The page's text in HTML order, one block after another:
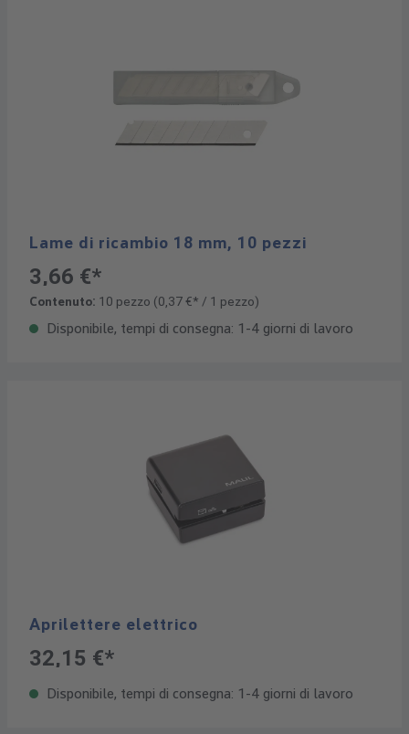
Lame di ricambio 18 mm, 10 pezzi
3,66 €*
Contenuto: 10 pezzo (0,37 €* / 1 pezzo)
Disponibile, tempi di consegna: 1-4 giorni di lavoro
Aprilettere elettrico
32,15 €*
Disponibile, tempi di consegna: 1-4 giorni di lavoro